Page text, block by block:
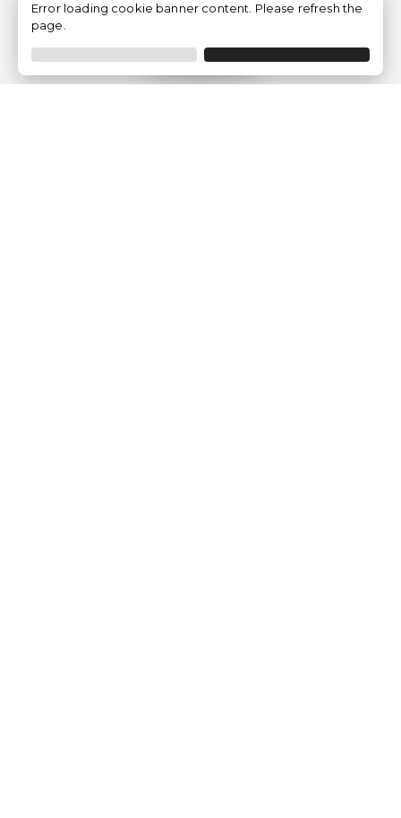
Filtrer
Error loading cookie banner content. Please refresh the
page.